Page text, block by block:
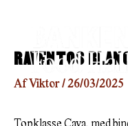
RAVENTOS
Af Viktor/26/03/2025